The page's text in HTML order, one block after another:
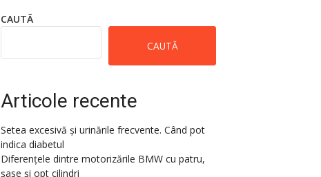
CAUTĂ
CAUTĂ
Articole recente
Setea excesivă și urinările frecvente. Când pot
indica diabetul
Diferențele dintre motorizările BMW cu patru,
șase și opt cilindri